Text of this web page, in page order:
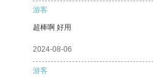
游客
超棒啊 好用
2024-08-06
游客